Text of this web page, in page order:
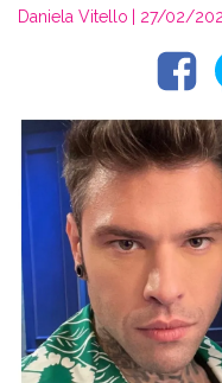
Daniela Vitello | 27/02/